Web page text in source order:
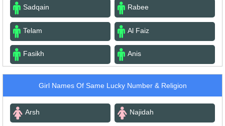
Sadqain Rabee
Telam Al Faiz
Fasikh Anis
Girl Names Of Same Lucky Number & Religion
Arsh Najidah